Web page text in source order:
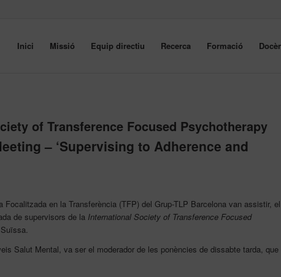
Inici Missió Equip directiu Recerca Formació
of Transference Focused Psychotherapy
– ‘Supervising to Adherence and
en la Transferència (TFP) del Grup-TLP Barcelona van assistir, el
de supervisors de la International Society of Transference Focused
Salut Mental, va ser el moderador de les ponències de dissabte tarda, que